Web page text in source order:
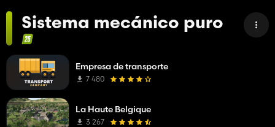
Sistema mecánico puro
Empresa de transporte
7 480
La Haute Belgique
3 267